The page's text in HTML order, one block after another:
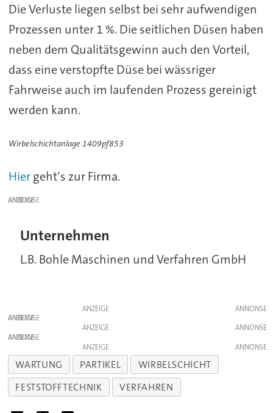
Die Verluste liegen selbst bei sehr aufwendigen
Prozessen unter 1 %. Die seitlichen Düsen haben
neben dem Qualitätsgewinn auch den Vorteil,
dass eine verstopfte Düse bei wässriger
Fahrweise auch im laufenden Prozess gereinigt
werden kann.
Wirbelschichtanlage 1409pf853
Hiergeht‘s zur Firma.
ANZEIGE
Unternehmen
L.B. Bohle Maschinen und Verfahren GmbH
ANZEIGE
ANZEIGE
ANZEIGE
ANZEIGE
ANZEIGE
WARTUNG PARTIKEL
WIRBELSCHICHT
FESTSTOFFTECHNIK
VERFAHREN